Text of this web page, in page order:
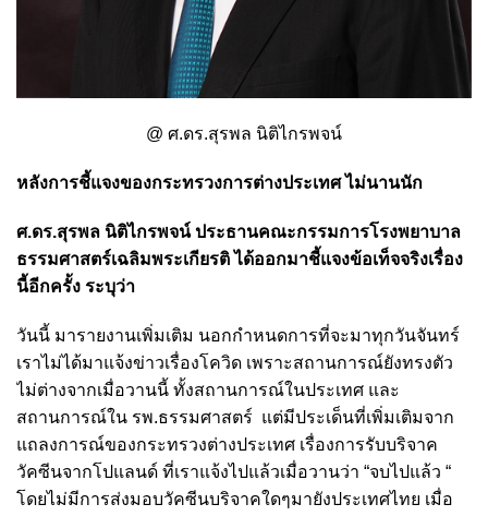
@ ศ.ดร.สุรพล นิติไกรพจน์
หลังการชี้แจงของกระทรวงการต่างประเทศ ไม่นานนัก
ศ.ดร.สุรพล นิติไกรพจน์ ประธานคณะกรรมการโรงพยาบาล
ธรรมศาสตร์เฉลิมพระเกียรติ ได้ออกมาชี้แจงข้อเท็จจริงเรื่อง
นี้อีกครั้ง ระบุว่า
วันนี้ มารายงานเพิ่มเติม นอกกำหนดการที่จะมาทุกวันจันทร์
เราไม่ได้มาแจ้งข่าวเรื่องโควิด เพราะสถานการณ์ยังทรงตัว
ไม่ต่างจากเมื่อวานนี้ ทั้งสถานการณ์ในประเทศ และ
สถานการณ์ใน รพ.ธรรมศาสตร์ แต่มีประเด็นที่เพิ่มเติมจาก
แถลงการณ์ของกระทรวงต่างประเทศ เรื่องการรับบริจาค
วัคซีนจากโปแลนด์ ที่เราแจ้งไปแล้วเมื่อวานว่า “จบไปแล้ว “
โดยไม่มีการส่งมอบวัคซีนบริจาคใดๆมายังประเทศไทย เมื่อ